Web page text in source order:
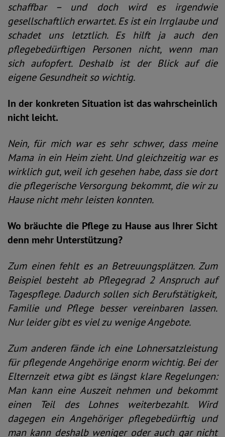
schaffbar – und doch wird es irgendwie
gesellschaftlich erwartet. Es ist ein Irrglaube und
schadet uns letztlich. Es hilft ja auch den
pflegebedürftigen Personen nicht, wenn man
sich aufopfert. Deshalb ist der Blick auf die
eigene Gesundheit so wichtig.
In der konkreten Situation ist das wahrscheinlich
nicht leicht.
Nein, für mich war es sehr schwer, dass meine
Mama in ein Heim zieht. Und gleichzeitig war es
wirklich gut, weil ich gesehen habe, dass sie dort
die pflegerische Versorgung bekommt, die wir zu
Hause nicht mehr leisten konnten.
Wo bräuchte die Pflege zu Hause aus Ihrer Sicht
denn mehr Unterstützung?
Zum einen fehlt es an Betreuungsplätzen. Zum
Beispiel besteht ab Pflegegrad 2 Anspruch auf
Tagespflege. Dadurch sollen sich Berufstätigkeit,
Familie und Pflege besser vereinbaren lassen.
Nur leider gibt es viel zu wenige Angebote.
Zum anderen fände ich eine Lohnersatzleistung
für pflegende Angehörige enorm wichtig. Bei der
Elternzeit etwa gibt es längst klare Regelungen:
Man kann eine Auszeit nehmen und bekommt
einen Teil des Lohnes weiterbezahlt. Wird
dagegen ein Angehöriger pflegebedürftig und
man kann deshalb weniger oder auch gar nicht